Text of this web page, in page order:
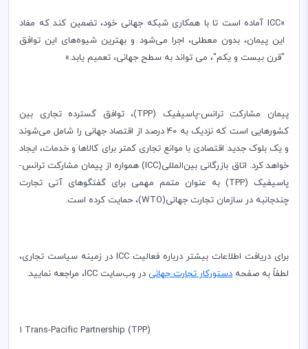
«
ICC آماده است تا با همکاری شبکه جهانی خود، تضمین کند که مفاد
این پیمان، بدون معطلی، اجرا می‌شود و بهترین شیوه‌های این توافق
"قرن بیست و یکم"، می تواند به سطح جهانی، تعمیم یابد.»
پیمان مشارکت ترانس-پاسیفیک (TPP)، توافق گسترده تجاری بین
کشورهایی است که نزدیک به 40 درصد از اقتصاد جهانی را شامل می‌شوند
و یک بلوک جدید اقتصادی با موانع تجاری کمتر برای کالاها و خدمات، ایجاد
خواهد کرد. اتاق بازرگانی بین‌المللی(ICC) همواره از پیمان مشارکت ترانس-
پاسیفیک (TPP) به عنوان متمم مهمی برای گفتگوهای آتی تجارت
چندجانبه در سازمان تجارت جهانی(WTO)، حمایت کرده است.
برای دریافت اطلاعات بیشتر درباره فعالیت ICC در زمینه سیاست تجاری،
لطفاً به صفحه دستورکار تجارت جهانی در وب‌سایت ICC، مراجعه نمایید.
1 Trans-Pacific Partnership (TPP)